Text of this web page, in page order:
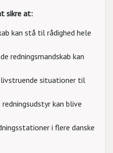
sikre at:
kan stå til rådighed hele
redningsmandskab kan
livstruende situationer til
kan blive
i flere danske